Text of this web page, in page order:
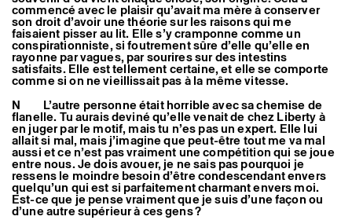
commencé avec le plaisir qu’avait ma mère à conserver
son droit d’avoir une théorie sur les raisons qui me
faisaient pisser au lit. Elle s’y cramponne comme un
conspirationniste, si foutrement sûre d’elle qu’elle en
rayonne par vagues, par sourires sur des intestins
satisfaits. Elle est tellement certaine, et elle se comporte
comme si on ne vieillissait pas à la même vitesse.
N L’autre personne était horrible avec sa chemise de
flanelle. Tu aurais deviné qu’elle venait de chez Liberty à
en juger par le motif, mais tu n’es pas un expert. Elle lui
allait si mal, mais j’imagine que peut-être tout me va mal
aussi et ce n’est pas vraiment une compétition qui se joue
entre nous. Je dois avouer, je ne sais pas pourquoi je
ressens le moindre besoin d’être condescendant envers
quelqu’un qui est si parfaitement charmant envers moi.
Est-ce que je pense vraiment que je suis d’une façon ou
d’une autre supérieur à ces gens ?